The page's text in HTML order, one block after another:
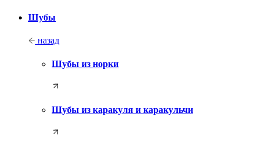
Шубы
назад
Шубы из норки
Шубы из каракуля и каракульчи